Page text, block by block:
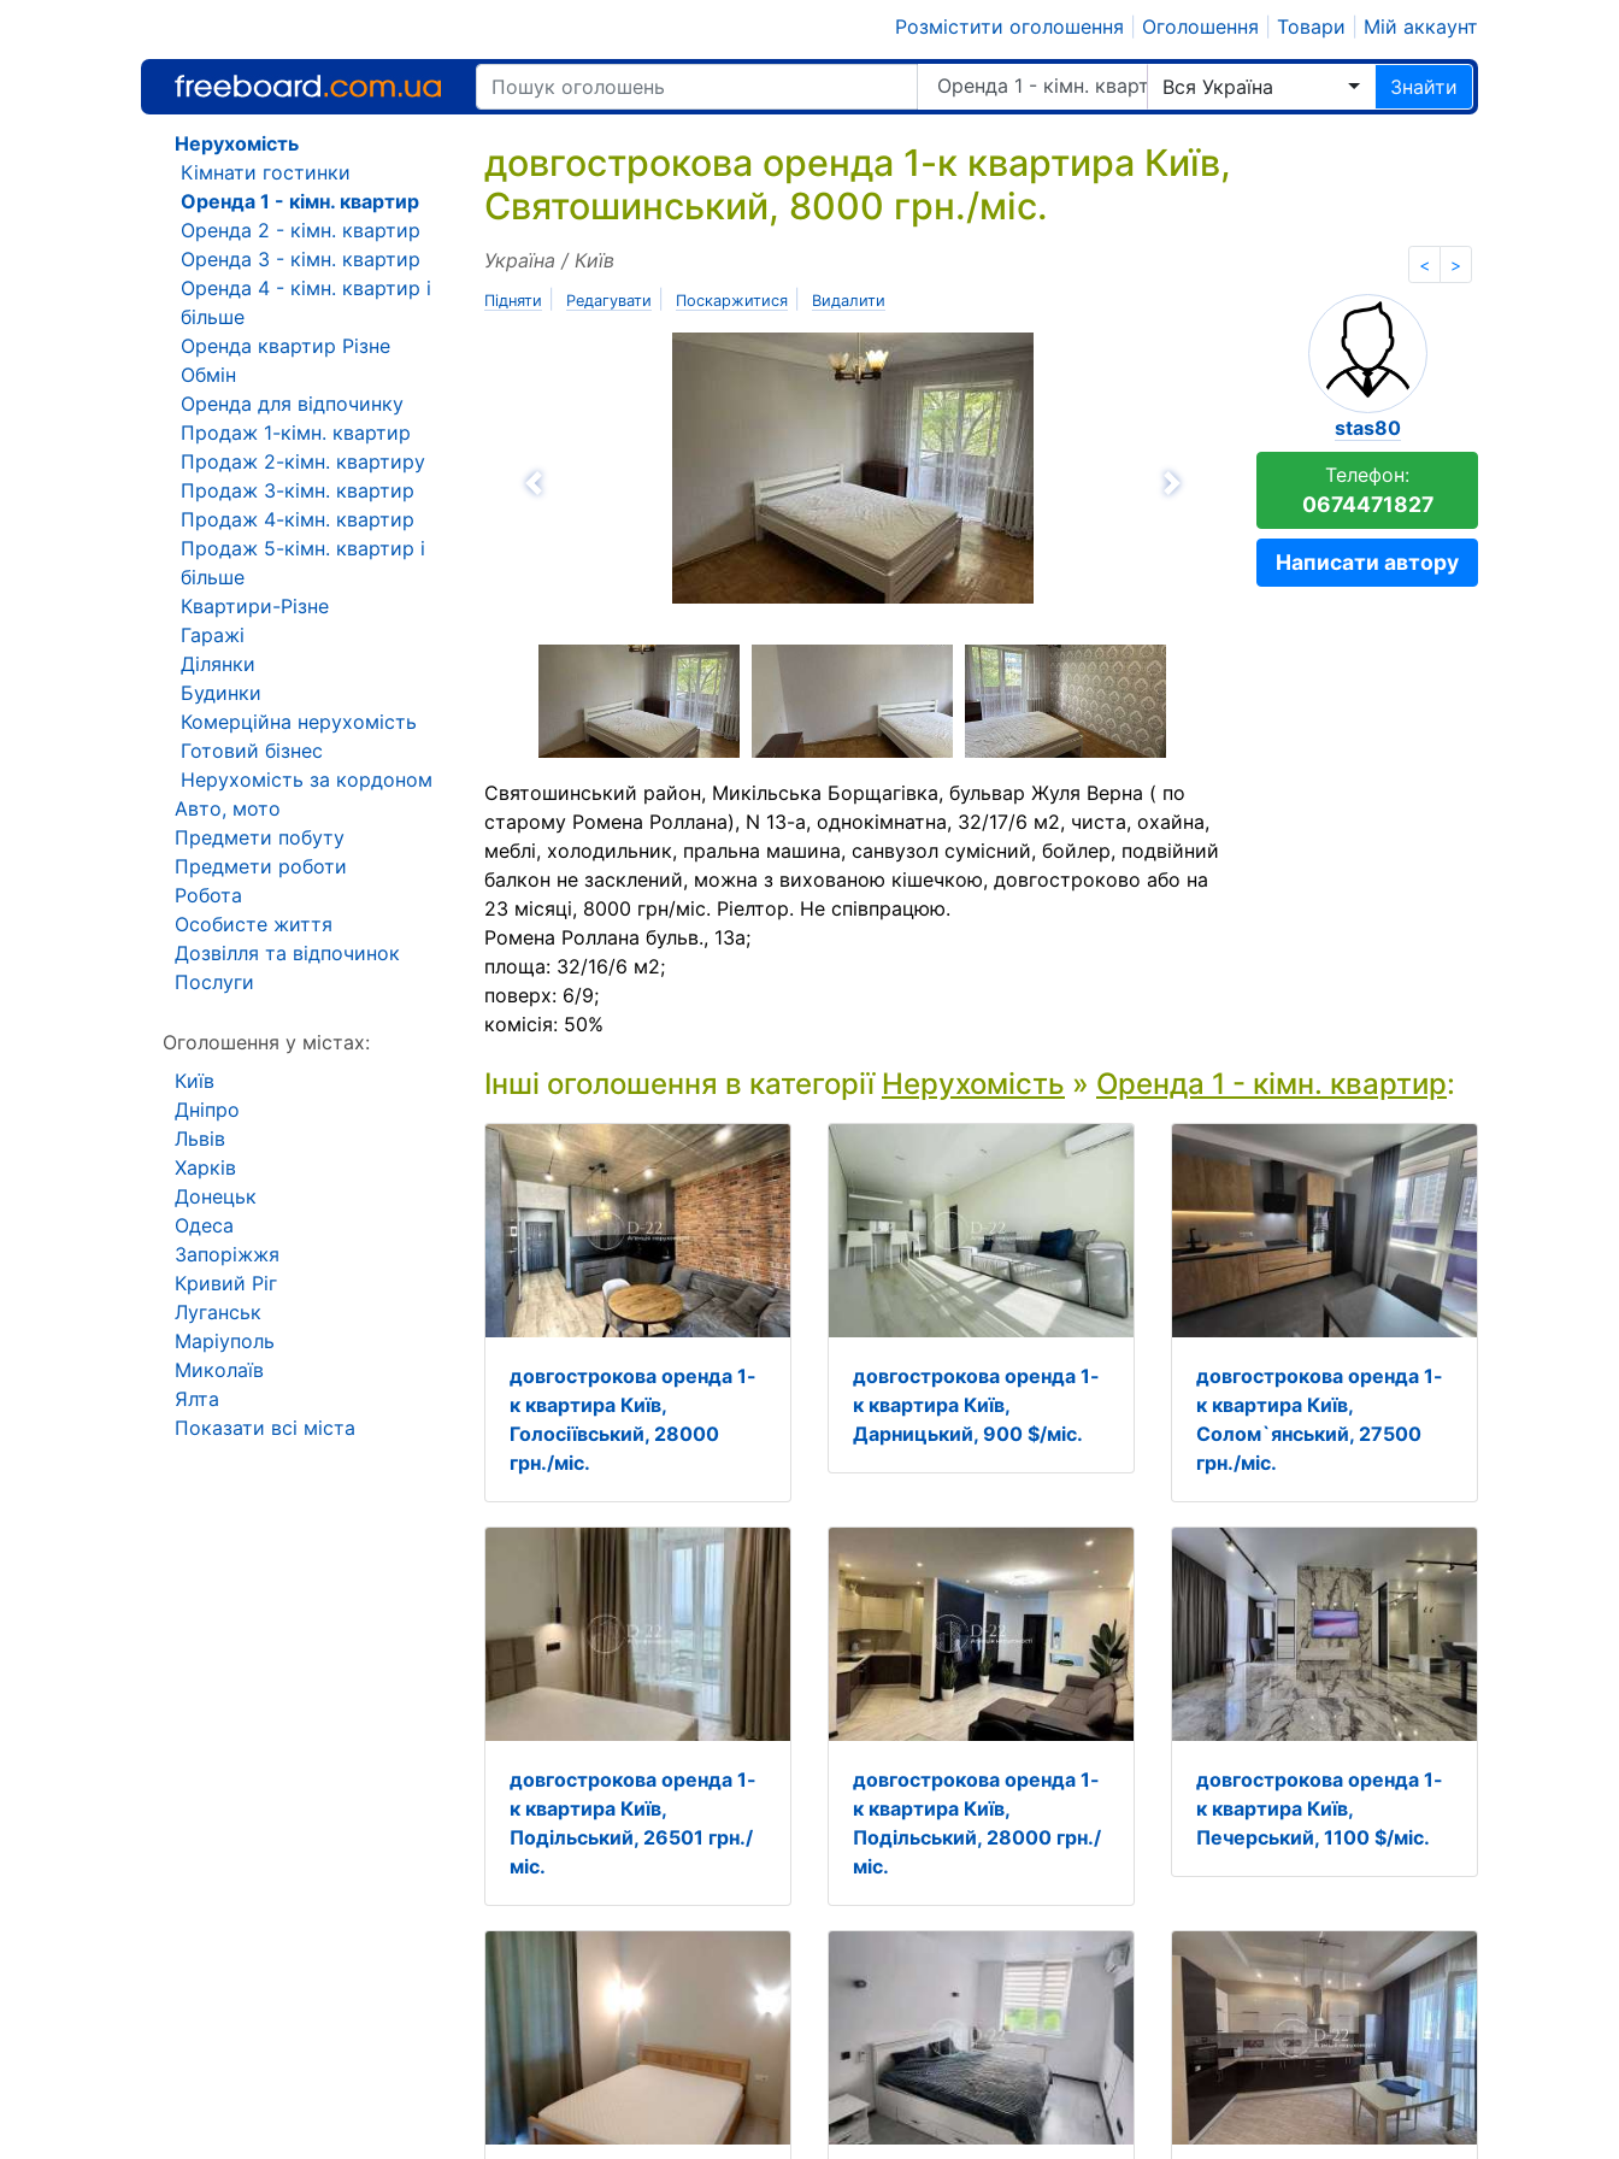
Розмістити оголошення Оголошення Товари Мій аккаунт
Оренда 1 - кімн. квартирВся Україна Знайти
довгострокова оренда 1-к квартира Київ,
Святошинський, 8000 грн./міс.
< >
Україна / Київ
Підняти Редагувати Поскаржитися Видалити
Назад
Святошинський район, Микільська Борщагівка, бульвар Жуля Верна ( по
старому Ромена Роллана), N 13-a, однокімнатна, 32/17/6 м2, чиста, охайна,
меблі, холодильник, пральна машина, санвузол сумісний, бойлер, подвійний
балкон не засклений, можна з вихованою кішечкою, довгостроково або на
23 місяці, 8000 грн/міс. Ріелтор. Не співпрацюю.
Ромена Роллана бульв., 13а;
площа: 32/16/6 м2;
поверх: 6/9;
комісія: 50%
stas80
Телефон:
0674471827
Написати автору
Інші оголошення в категорії Нерухомість » Оренда 1 - кімн. квартир:
довгострокова оренда 1-
к квартира Київ,
Голосіївський, 28000
грн./міс.
довгострокова оренда 1-
к квартира Київ,
Дарницький, 900 $/міс.
довгострокова оренда 1-
к квартира Київ,
Солом`янський, 27500
грн./міс.
довгострокова оренда 1-
к квартира Київ,
Подільський, 26501 грн./
міс.
довгострокова оренда 1-
к квартира Київ,
Подільський, 28000 грн./
міс.
довгострокова оренда 1-
к квартира Київ,
Печерський, 1100 $/міс.
Нерухомість
Кімнати гостинки
Оренда 1 - кімн. квартир
Оренда 2 - кімн. квартир
Оренда 3 - кімн. квартир
Оренда 4 - кімн. квартир і
більше
Оренда квартир Різне
Обмін
Оренда для відпочинку
Продаж 1-кімн. квартир
Продаж 2-кімн. квартиру
Продаж 3-кімн. квартир
Продаж 4-кімн. квартир
Продаж 5-кімн. квартир і
більше
Квартири-Різне
Гаражі
Ділянки
Будинки
Комерційна нерухомість
Готовий бізнес
Нерухомість за кордоном
Авто, мото
Предмети побуту
Предмети роботи
Робота
Особисте життя
Дозвілля та відпочинок
Послуги
Оголошення у містах:
Київ
Дніпро
Львів
Харків
Донецьк
Одеса
Запоріжжя
Кривий Ріг
Луганськ
Маріуполь
Миколаїв
Ялта
Показати всі міста